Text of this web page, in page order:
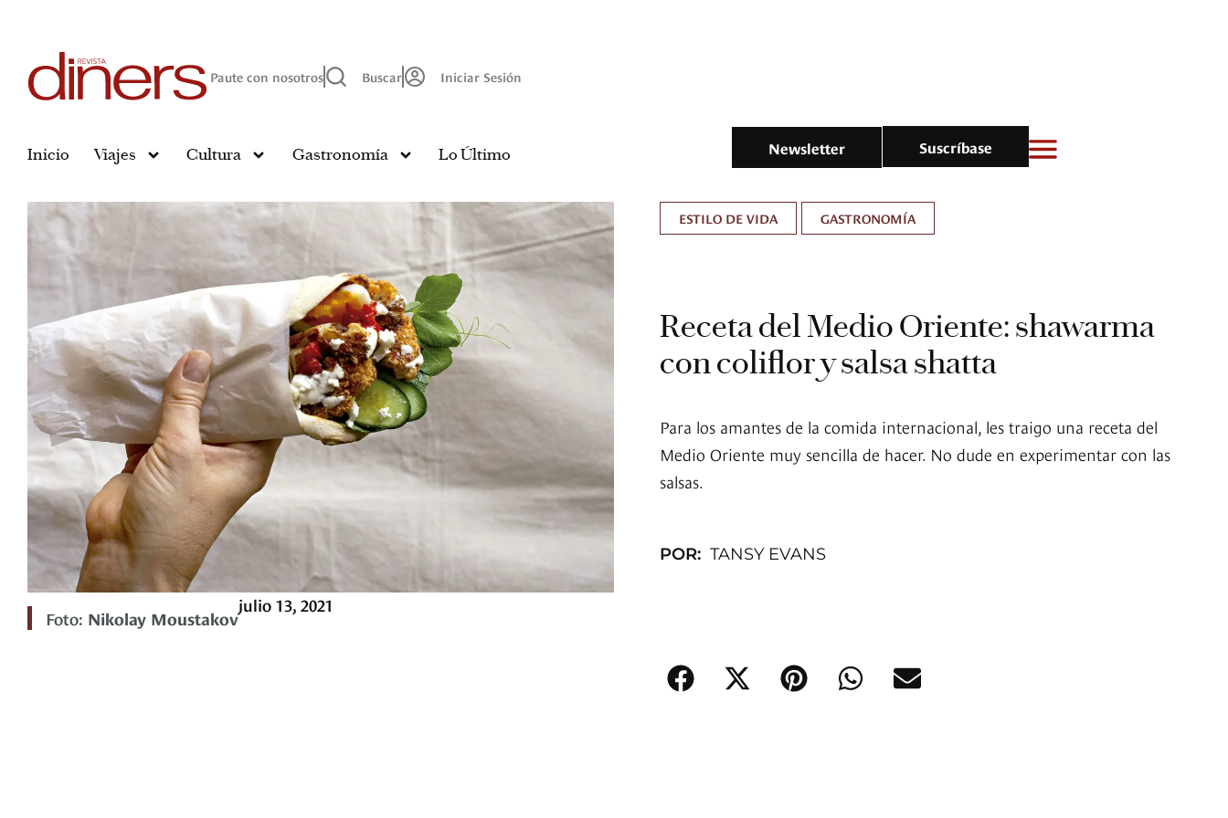
Paute con nosotros Buscar Iniciar Sesión
Inicio Viajes Cultura Gastronomía Lo Último Newsletter Suscríbase
Foto: Nikolay Moustakov
julio 13, 2021
ESTILO DE VIDA GASTRONOMÍA
Receta del Medio Oriente: shawarma
con coliflor y salsa shatta
Para los amantes de la comida internacional, les traigo una receta del
Medio Oriente muy sencilla de hacer. No dude en experimentar con las
salsas.
POR: TANSY EVANS